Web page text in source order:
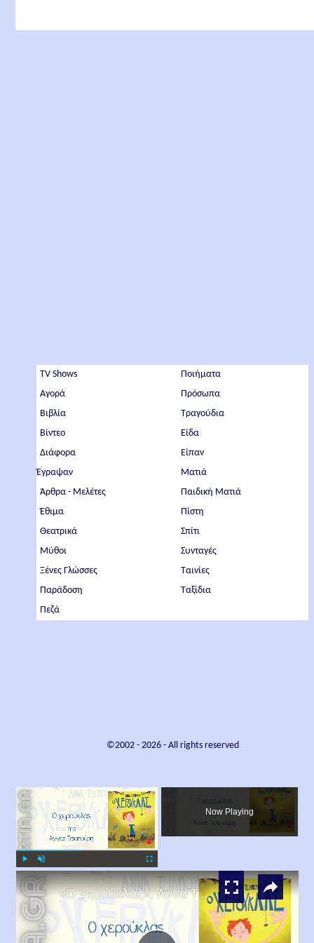
TV Shows
Αγορά
Βιβλία
Βίντεο
Διάφορα
Έγραψαν
Άρθρα - Μελέτες
Έθιμα
Θεατρικά
Μύθοι
Ξένες Γλώσσες
Παράδοση
Πεζά
Ποιήματα
Πρόσωπα
Τραγούδια
Είδα
Είπαν
Ματιά
Παιδική Ματιά
Πίστη
Σπίτι
Συνταγές
Ταινίες
Ταξίδια
©2002 - 2026- All rights reserved
×
Now Playing
×
«Ο χερούκλας», Άννα Τσιαπούρη